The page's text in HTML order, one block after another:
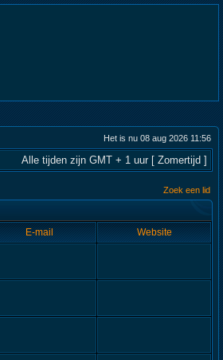
Het is nu 08 aug 2026 11:56
Alle tijden zijn GMT + 1 uur [ Zomertijd ]
Zoek een lid
E-mail Website